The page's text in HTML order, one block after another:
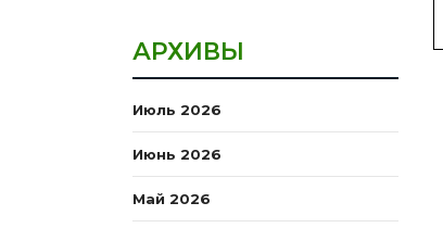
АРХИВЫ
Июль 2026
Июнь 2026
Май 2026